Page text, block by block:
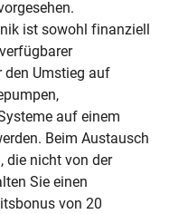
ist sowohl finanziell
den Umstieg auf
auf einem
Beim Austausch
die nicht von der
Sie einen
von 20